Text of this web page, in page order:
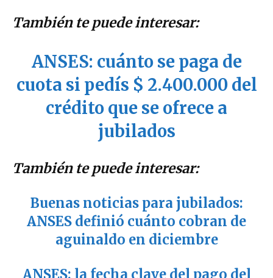
También te puede interesar:
ANSES: cuánto se paga de
cuota si pedís $ 2.400.000 del
crédito que se ofrece a
jubilados
También te puede interesar:
Buenas noticias para jubilados:
ANSES definió cuánto cobran de
aguinaldo en diciembre
ANSES: la fecha clave del pago del